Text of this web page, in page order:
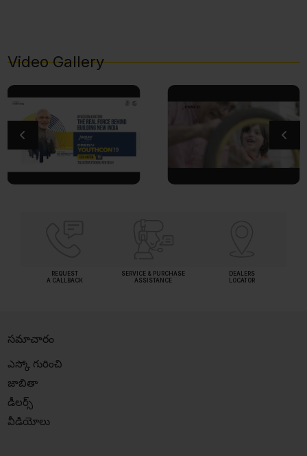
Video Gallery
REQUEST
A CALLBACK
SERVICE & PURCHASE
ASSISTANCE
DEALERS
LOCATOR
సమాచారం
ఎస్కో గురించి
జాబితా
డీలర్స్
వీడియోలు